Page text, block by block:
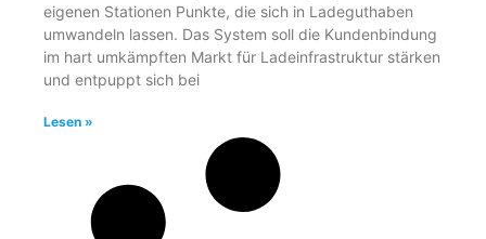
eigenen Stationen Punkte, die sich in Ladeguthaben
umwandeln lassen. Das System soll die Kundenbindung
im hart umkämpften Markt für Ladeinfrastruktur stärken
und entpuppt sich bei
Lesen »